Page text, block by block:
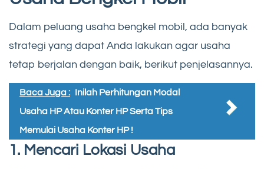
Dalam peluang usaha bengkel mobil, ada banyak
strategi yang dapat Anda lakukan agar usaha
tetap berjalan dengan baik, berikut penjelasannya.
Baca Juga : Inilah Perhitungan Modal
Usaha HP Atau Konter HP Serta Tips
Memulai Usaha Konter HP !
1. Mencari Lokasi Usaha